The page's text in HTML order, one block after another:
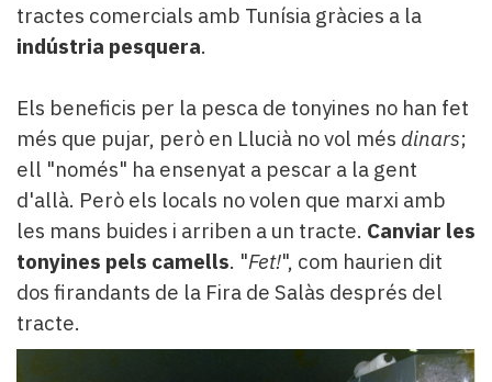
tractes comercials amb Tunísia gràcies a la
indústria pesquera.
Els beneficis per la pesca de tonyines no han fet
més que pujar, però en Llucià no vol més dinars;
ell "només" ha ensenyat a pescar a la gent
d'allà. Però els locals no volen que marxi amb
les mans buides i arriben a un tracte. Canviar les
tonyines pels camells. "Fet!", com haurien dit
dos firandants de la Fira de Salàs després del
tracte.